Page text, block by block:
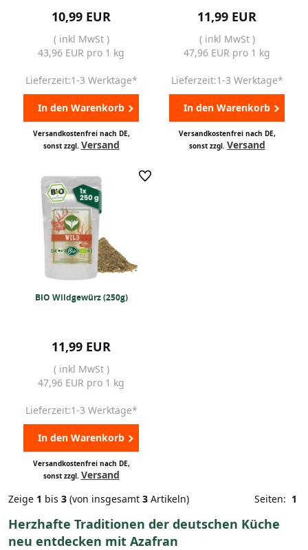
10,99 EUR
( inkl MwSt )
43,96 EUR pro 1 kg
Lieferzeit:1-3 Werktage*
In den Warenkorb
Versandkostenfrei nach DE,
sonst zzgl. Versand
11,99 EUR
( inkl MwSt )
47,96 EUR pro 1 kg
Lieferzeit:1-3 Werktage*
In den Warenkorb
Versandkostenfrei nach DE,
sonst zzgl. Versand
BIO Wildgewürz (250g)
11,99 EUR
( inkl MwSt )
47,96 EUR pro 1 kg
Lieferzeit:1-3 Werktage*
In den Warenkorb
Versandkostenfrei nach DE,
sonst zzgl. Versand
Zeige 1 bis 3 (von insgesamt 3 Artikeln) Seiten: 1
Herzhafte Traditionen der deutschen Küche
neu entdecken mit Azafran